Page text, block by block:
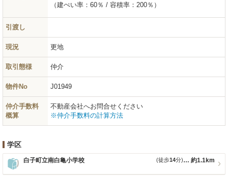
（建ぺい率：60％ / 容積率：200％）
引渡し
現況 更地
取引態様 仲介
物件No J01949
仲介手数料
概算
不動産会社へお問合せください
※仲介手数料の計算方法
学区
白子町立南白亀小学校 約1.1km
(徒歩14分)